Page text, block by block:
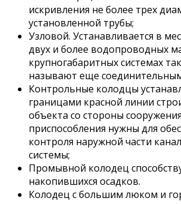
искривления не более трех
установленной трубы;
Узловой. Устанавливается в
двух и более водопроводных
крупногабаритных системах
называют еще
Контрольные колодцы
границами красной линии
объекта со стороны
приспособления нужны для
контроля наружной части
системы;
Промывной колодец
накопившихся осадков.
Колодец с большим люком и